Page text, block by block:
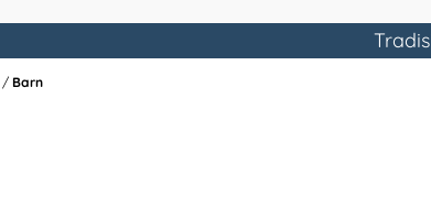
Tradisjon
/ Barn